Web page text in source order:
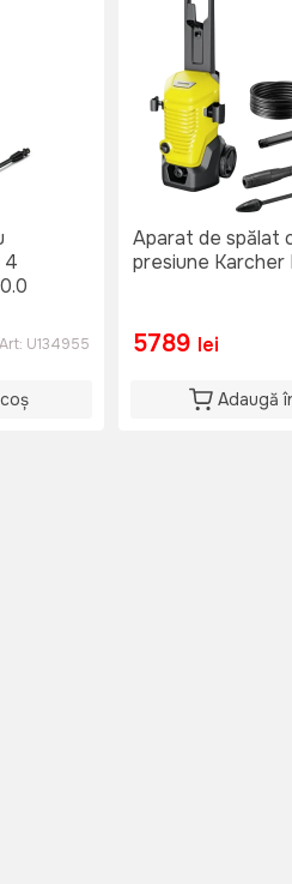
4
Art: U134955
Aparat de spălat
presiune Karcher
5789 lei
Adaugă